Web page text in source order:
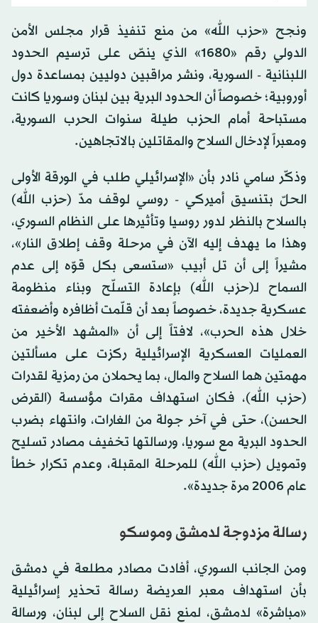
ونجح «حزب الله» من منع تنفيذ قرار مجلس الأمن
الدولي رقم «1680» الذي ينصّ على ترسيم الحدود
اللبنانية - السورية، ونشر مراقبين دوليين بمساعدة دول
أوروبية؛ خصوصاً أن الحدود البرية بين لبنان وسوريا كانت
مستباحة أمام الحزب طيلة سنوات الحرب السورية،
ومعبراً لإدخال السلاح والمقاتلين بالاتجاهين.
وذكّر سامي نادر بأن «الإسرائيلي طلب في الورقة الأولى
الحلّ بتنسيق أميركي - روسي لوقف مدّ (حزب الله)
بالسلاح بالنظر لدور روسيا وتأثيرها على النظام السوري،
وهذا ما يهدف إليه الآن في مرحلة وقف إطلاق النار»،
مشيراً إلى أن تل أبيب «ستسعى بكل قوّه إلى عدم
السماح لـ(حزب الله) بإعادة التسلّح وبناء منظومة
عسكرية جديدة، خصوصاً بعد أن قلّمت أظافره وأضعفته
خلال هذه الحرب»، لافتاً إلى أن «المشهد الأخير من
العمليات العسكرية الإسرائيلية ركزت على مسألتين
مهمتين هما السلاح والمال، بما يحملان من رمزية لقدرات
(حزب الله)، فكان استهداف مقرات مؤسسة (القرض
الحسن)، حتى في آخر جولة من الغارات، وانتهاء بضرب
الحدود البرية مع سوريا، ورسالتها تخفيف مصادر تسليح
وتمويل (حزب الله) للمرحلة المقبلة، وعدم تكرار خطأ
عام 2006 مرة جديدة».
رسالة مزدوجة لدمشق وموسكو
ومن الجانب السوري، أفادت مصادر مطلعة في دمشق
بأن استهداف معبر العريضة رسالة تحذير إسرائيلية
«مباشرة» لدمشق، لمنع نقل السلاح إلى لبنان، ورسالة